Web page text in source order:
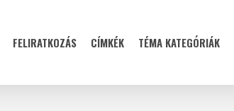
FELIRATKOZÁS CÍMKÉK TÉMA KATEGÓRIÁK